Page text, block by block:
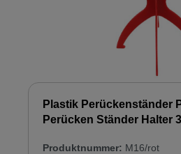
Plastik Perückenständer
Perücken Ständer Halter
Produktnummer: M16/rot